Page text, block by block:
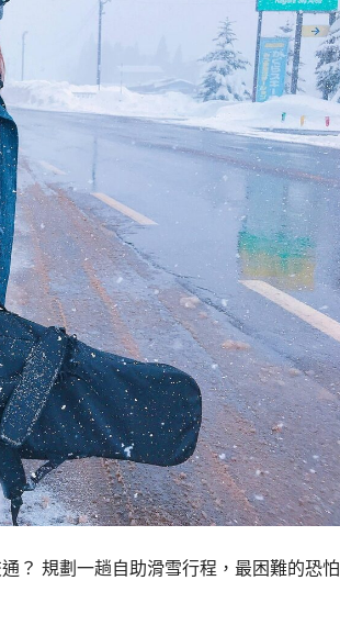
？ 規劃一趟自助滑雪行程，最困難的恐怕